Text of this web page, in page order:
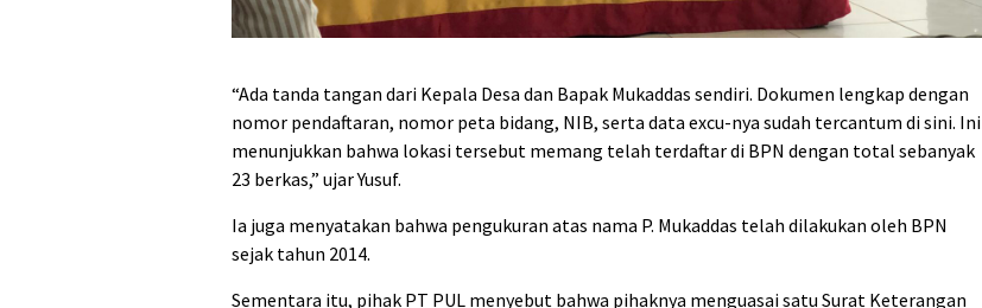
“Ada tanda tangan dari Kepala Desa dan Bapak Mukaddas sendiri. Dokumen lengkap dengan
nomor pendaftaran, nomor peta bidang, NIB, serta data excu-nya sudah tercantum di sini. Ini
menunjukkan bahwa lokasi tersebut memang telah terdaftar di BPN dengan total sebanyak
23 berkas,” ujar Yusuf.
Ia juga menyatakan bahwa pengukuran atas nama P. Mukaddas telah dilakukan oleh BPN
sejak tahun 2014.
Sementara itu, pihak PT PUL menyebut bahwa pihaknya menguasai satu Surat Keterangan